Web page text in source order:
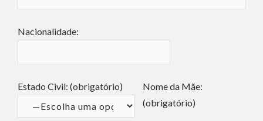
Nacionalidade:
Estado Civil: (obrigatório)
Nome da Mãe:
(obrigatório)